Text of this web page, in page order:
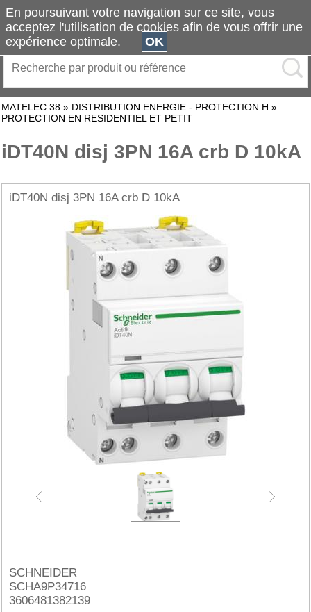
MATELEC 38 » DISTRIBUTION ENERGIE - PROTECTION H »
PROTECTION EN RESIDENTIEL ET PETIT
iDT40N disj 3PN 16A crb D 10kA
iDT40N disj 3PN 16A crb D 10kA
SCHNEIDER
SCHA9P34716
3606481382139
En poursuivant votre navigation sur ce site, vous
acceptez l'utilisation de cookies afin de vous offrir une
expérience optimale.
OK